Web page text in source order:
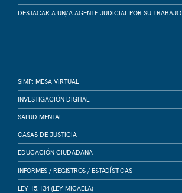
DESTACAR A UN/A AGENTE JUDICIAL POR SU TRABAJO
SIMP: MESA VIRTUAL
INVESTIGACIÓN DIGITAL
SALUD MENTAL
CASAS DE JUSTICIA
EDUCACIÓN CIUDADANA
INFORMES / REGISTROS / ESTADÍSTICAS
LEY 15.134 (LEY MICAELA)